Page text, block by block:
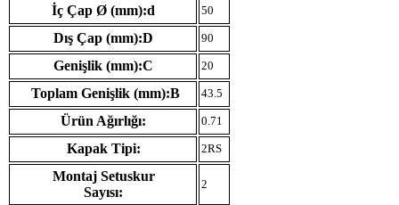
İç Çap Ø (mm):d 50
Dış Çap (mm):D 90
Genişlik (mm):C 20
Toplam Genişlik (mm):B 43.5
Ürün Ağırlığı: 0.71
Kapak Tipi: 2RS
Montaj Setuskur
Sayısı:
2